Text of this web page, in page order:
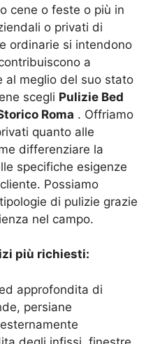
cene o feste o più in
o privati di
ordinarie si intendono
a
al meglio del suo stato
scegli Pulizie Bed
Roma . Offriamo
quanto alle
differenziare la
specifiche esigenze
Possiamo
di pulizie grazie
nel campo.
più richiesti:
approfondita di
persiane